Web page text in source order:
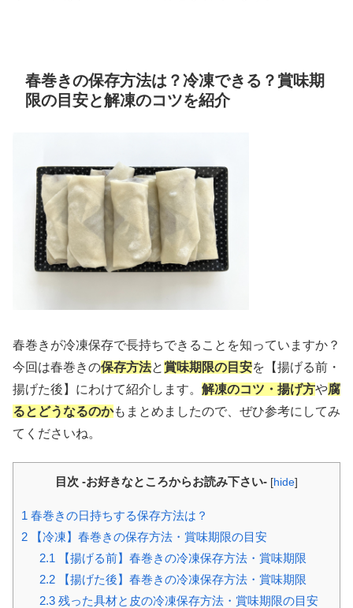
春巻きの保存方法は？冷凍できる？賞味期
限の目安と解凍のコツを紹介
春巻きが冷凍保存で長持ちできることを知っていますか？
今回は春巻きの保存方法と 賞味期限の目安を【揚げる前・
揚げた後】にわけて紹介します。 解凍のコツ・揚げ方や腐
るとどうなるのかもまとめましたので、ぜひ参考にしてみ
てくださいね。
目次 -お好きなところからお読み下さい- [hide]
1 春巻きの日持ちする保存方法は？
2 【冷凍】春巻きの保存方法・賞味期限の目安
2.1 【揚げる前】春巻きの冷凍保存方法・賞味期限
2.2【揚げた後】春巻きの冷凍保存方法・賞味期限
2.3残った具材と皮の冷凍保存方法・賞味期限の目安